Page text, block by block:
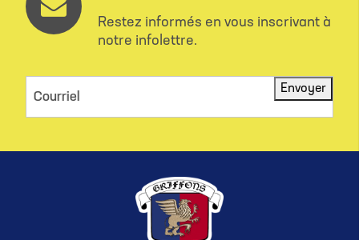
Restez informés en vous inscrivant à
notre infolettre.
Courriel
Envoyer